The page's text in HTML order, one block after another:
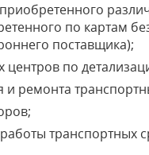
по картам
поставщика);
центров по
ремонта
транспортных